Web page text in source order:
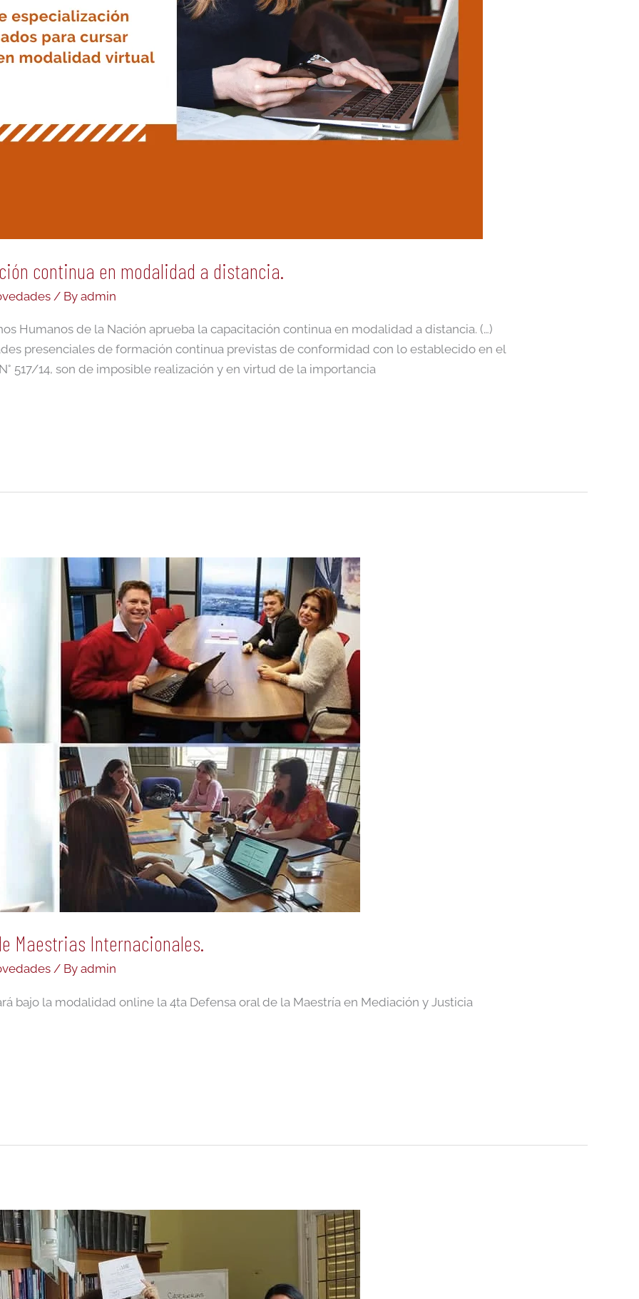
continua en modalidad a distancia.
/ Byadmin
Humanos de la Nación aprueba la capacitación continua en modalidad a distancia. (…)
presenciales de formación continua previstas de conformidad con lo establecido en el
517/14, son de imposible realización y en virtud de la importancia
Maestrias Internacionales.
/ Byadmin
bajo la modalidad online la 4ta Defensa oral de la Maestría en Mediación y Justicia